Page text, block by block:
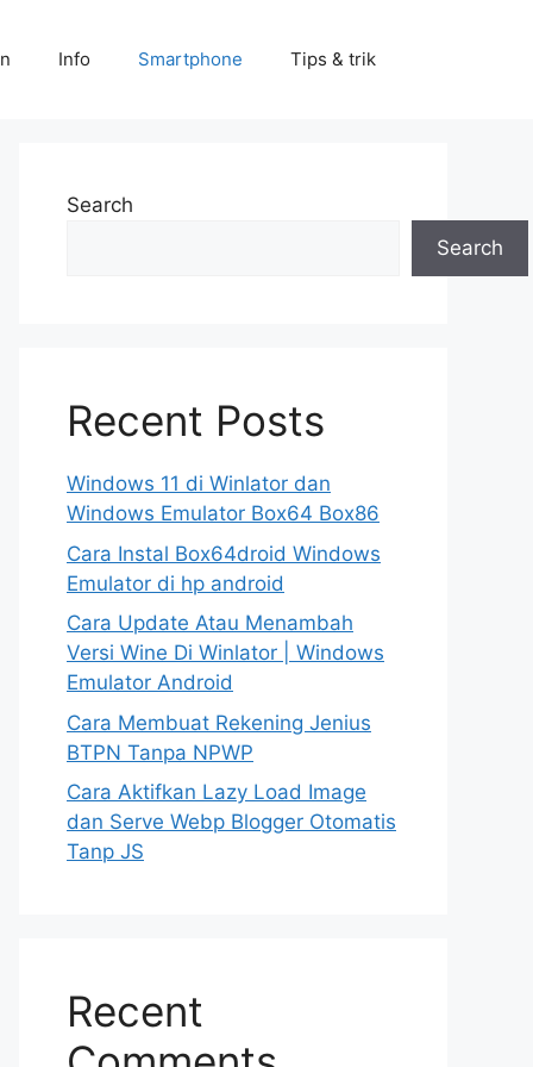
Info Smartphone Tips & trik
Search
Search
Recent Posts
Windows 11 di Winlator dan
Windows Emulator Box64 Box86
Cara Instal Box64droid Windows
Emulator di hp android
Cara Update Atau Menambah
Versi Wine Di Winlator | Windows
Emulator Android
Cara Membuat Rekening Jenius
BTPN Tanpa NPWP
Cara Aktifkan Lazy Load Image
dan Serve Webp Blogger Otomatis
Tanp JS
Recent